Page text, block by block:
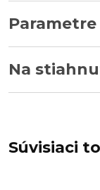
Parametre
Na
Súvisiaci